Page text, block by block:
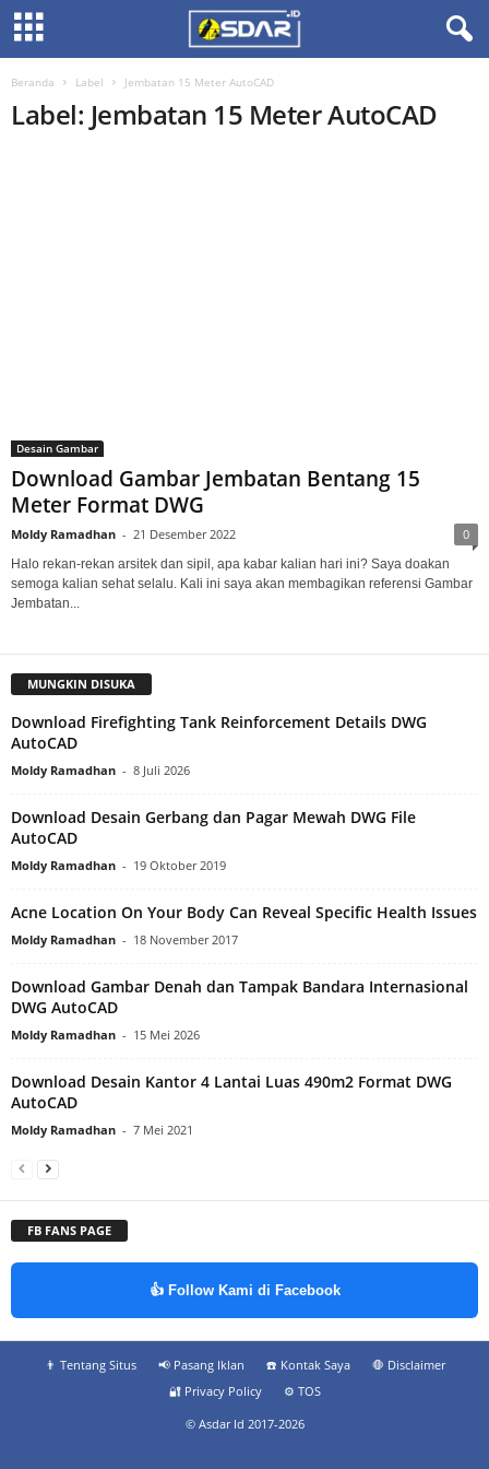
Beranda Label Jembatan 15 Meter AutoCAD
Label: Jembatan 15 Meter AutoCAD
Desain Gambar
Download Gambar Jembatan Bentang 15
Meter Format DWG
Moldy Ramadhan - 21 Desember 2022 0
Halo rekan-rekan arsitek dan sipil, apa kabar kalian hari ini? Saya doakan
semoga kalian sehat selalu. Kali ini saya akan membagikan referensi Gambar
Jembatan...
MUNGKIN DISUKA
Download Firefighting Tank Reinforcement Details DWG
AutoCAD
Moldy Ramadhan - 8 Juli 2026
Download Desain Gerbang dan Pagar Mewah DWG File
AutoCAD
Moldy Ramadhan - 19 Oktober 2019
Acne Location On Your Body Can Reveal Specific Health Issues
Moldy Ramadhan - 18 November 2017
Download Gambar Denah dan Tampak Bandara Internasional
DWG AutoCAD
Moldy Ramadhan - 15 Mei 2026
Download Desain Kantor 4 Lantai Luas 490m2 Format DWG
AutoCAD
Moldy Ramadhan - 7 Mei 2021
FB FANS PAGE
👍 Follow Kami di Facebook
👨‍ Tentang Situs 📢 Pasang Iklan ☎️ Kontak Saya
🛑 Disclaimer
🔐 Privacy Policy
⚙️ TOS
© Asdar Id 2017-2026